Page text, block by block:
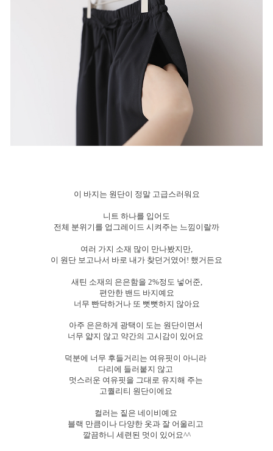
이 바지는 원단이 정말 고급스러워요
니트 하나를 입어도
전체 분위기를 업그레이드 시켜주는 느낌이랄까
여러 가지 소재 많이 만나봤지만,
이 원단 보고나서 바로 내가 찾던거였어! 했거든요
새틴 소재의 은은함을 2%정도 넣어준,
편안한 밴드 바지예요
너무 빤닥하거나 또 뻣뻣하지 않아요
아주 은은하게 광택이 도는 원단이면서
너무 얇지 않고 약간의 고시감이 있어요
덕분에 너무 후들거리는 여유핏이 아니라
다리에 들러붙지 않고
멋스러운 여유핏을 그대로 유지해 주는
고퀄리티 원단이에요
컬러는 짙은 네이비예요
블랙 만큼이나 다양한 옷과 잘 어울리고
깔끔하니 세련된 멋이 있어요^^